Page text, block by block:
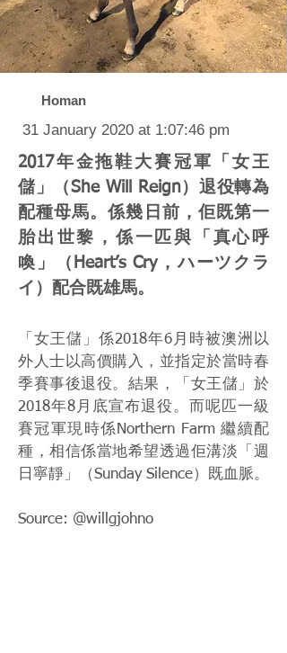
Homan
31 January 2020 at 1:07:46 pm
2017年金拖鞋大賽冠軍「女王
儲」（She Will Reign）退役轉為
配種母馬。係幾日前，佢既第一
胎出世黎，係一匹與「真心呼
喚」（Heart’s Cry，ハーツクラ
イ）配合既雄馬。
「女王儲」係2018年6月時被澳洲以
外人士以高價購入，並指定於當時春
季賽事後退役。結果，「女王儲」於
2018年8月底宣布退役。而呢匹一級
賽冠軍現時係Northern Farm 繼續配
種，相信係當地希望透過佢溝淡「週
日寧靜」（Sunday Silence）既血脈。
Source: @willgjohno